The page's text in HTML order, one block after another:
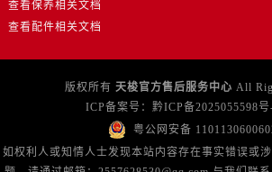
查看保养相关文档
查看配件相关文档
版权所有 天梭官方售后服务中心 All
ICP备案号： 黔ICP备2025055598号
粤公网安备
如权利人或知情人士发现本站内容存在事实错误或